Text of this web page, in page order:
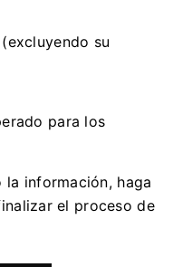
su
para los
la información, haga
el proceso de